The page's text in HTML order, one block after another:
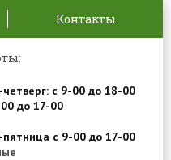
Контакты
с 9-00 до 18-00
до 17-00
пятница с 9-00 до 17-00